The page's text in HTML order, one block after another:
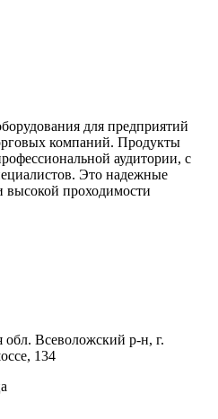
для предприятий
компаний. Продукты
аудитории, с
Это надежные
высокой проходимости
обл. Всеволожский р-н, г.
134